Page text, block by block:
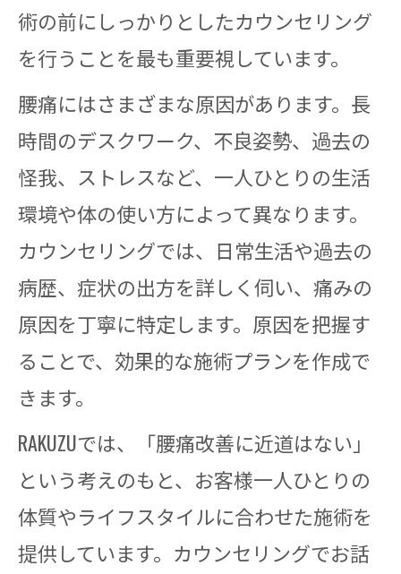
術の前にしっかりとしたカウンセリング
を行うことを最も重要視しています。
腰痛にはさまざまな原因があります。長
時間のデスクワーク、不良姿勢、過去の
怪我、ストレスなど、一人ひとりの生活
環境や体の使い方によって異なります。
カウンセリングでは、日常生活や過去の
病歴、症状の出方を詳しく伺い、痛みの
原因を丁寧に特定します。原因を把握す
ることで、効果的な施術プランを作成で
きます。
RAKUZUでは、「腰痛改善に近道はない」
という考えのもと、お客様一人ひとりの
体質やライフスタイルに合わせた施術を
提供しています。カウンセリングでお話